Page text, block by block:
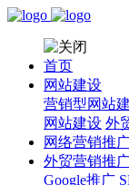
首页
网站建设
营销型网站
网站建设 外
网络营销推
外贸营销推
Google推广